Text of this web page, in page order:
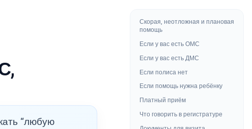
“любую
Скорая, неотложная и плановая
помощь
Если у вас есть ОМС
Если у вас есть ДМС
Если полиса нет
Если помощь нужна ребёнку
Платный приём
Что говорить в регистратуре